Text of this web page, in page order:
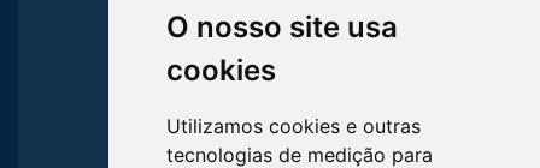
O nosso site usa
cookies
Utilizamos cookies e outras
tecnologias de medição para
Quem Somos
Serviços